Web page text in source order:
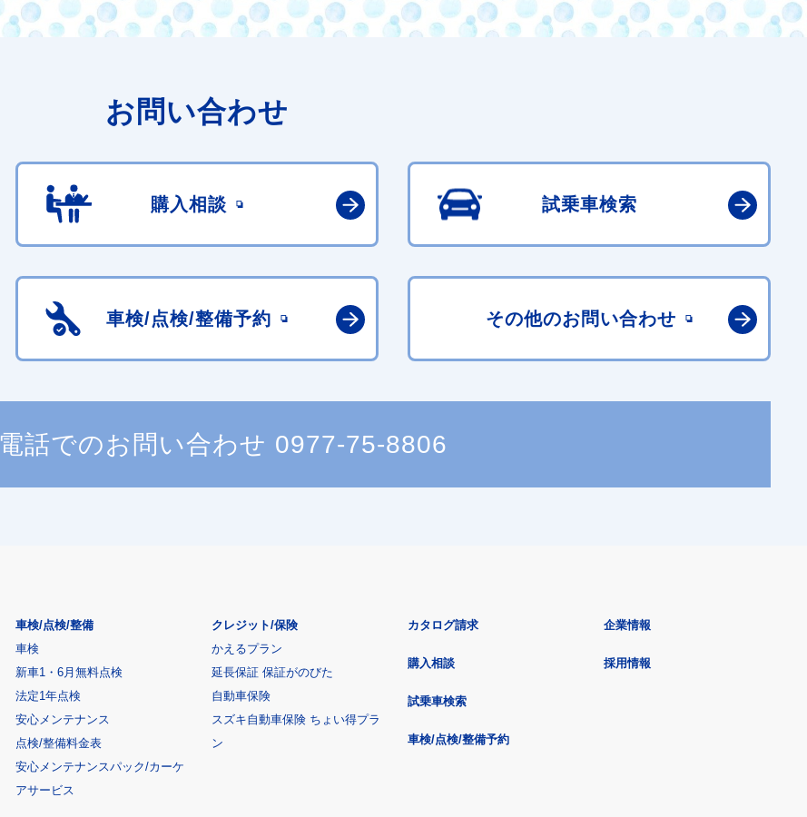
お問い合わせ
購入相談 試乗車検索
車検/点検/整備予約 その他のお問い合わせ
電話でのお問い合わせ 0977-75-8806
車検/点検/整備
車検
新車1・6月無料点検
法定1年点検
安心メンテナンス
点検/整備料金表
安心メンテナンスパック/カーケ
アサービス
クレジット/保険
かえるプラン
延長保証 保証がのびた
自動車保険
スズキ自動車保険 ちょい得プラ
ン
カタログ請求
購入相談
試乗車検索
車検/点検/整備予約
企業情報
採用情報